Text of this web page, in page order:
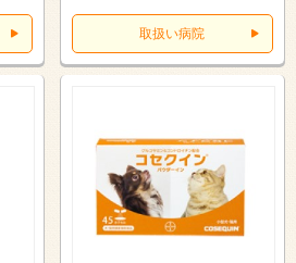
取扱い病院